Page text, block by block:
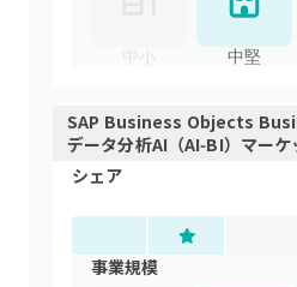
中堅
SAP Business Objects
データ分析AI（AI‑BI） マー
シェア
事業規模